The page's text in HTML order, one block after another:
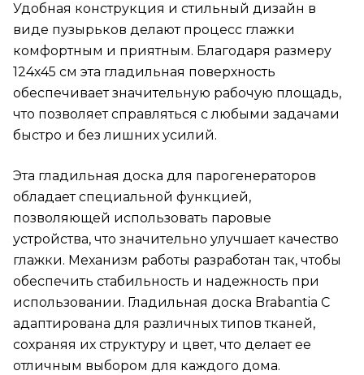
Удобная конструкция и стильный дизайн в
виде пузырьков делают процесс глажки
комфортным и приятным. Благодаря размеру
124х45 см эта гладильная поверхность
обеспечивает значительную рабочую площадь,
что позволяет справляться с любыми задачами
быстро и без лишних усилий.
Эта гладильная доска для парогенераторов
обладает специальной функцией,
позволяющей использовать паровые
устройства, что значительно улучшает качество
глажки. Механизм работы разработан так, чтобы
обеспечить стабильность и надежность при
использовании. Гладильная доска Brabantia C
адаптирована для различных типов тканей,
сохраняя их структуру и цвет, что делает ее
отличным выбором для каждого дома.